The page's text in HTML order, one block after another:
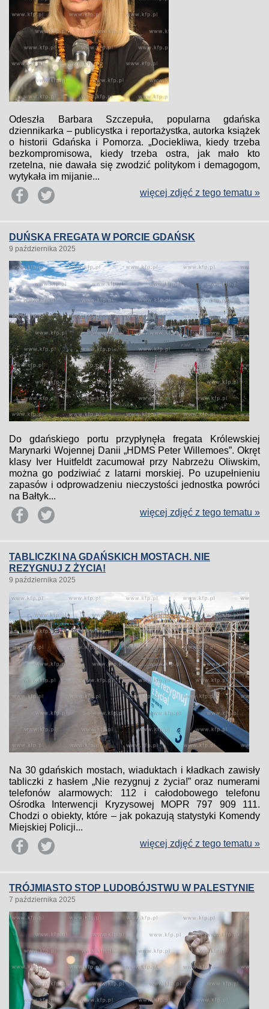
Odeszła Barbara Szczepuła, popularna gdańska
dziennikarka – publicystka i reportażystka, autorka książek
o historii Gdańska i Pomorza. „Dociekliwa, kiedy trzeba
bezkompromisowa, kiedy trzeba ostra, jak mało kto
rzetelna, nie dawała się zwodzić politykom i demagogom,
wytykała im mijanie...
więcej zdjęć z tego tematu »
DUŃSKA FREGATA W PORCIE GDAŃSK
9 października 2025
Do gdańskiego portu przypłynęła fregata Królewskiej
Marynarki Wojennej Danii „HDMS Peter Willemoes”. Okręt
klasy Iver Huitfeldt zacumował przy Nabrzeżu Oliwskim,
można go podziwiać z latarni morskiej. Po uzupełnieniu
zapasów i odprowadzeniu nieczystości jednostka powróci
na Bałtyk...
więcej zdjęć z tego tematu »
TABLICZKI NA GDAŃSKICH MOSTACH. NIE
REZYGNUJ Z ŻYCIA!
9 października 2025
Na 30 gdańskich mostach, wiaduktach i kładkach zawisły
tabliczki z hasłem „Nie rezygnuj z życia!” oraz numerami
telefonów alarmowych: 112 i całodobowego telefonu
Ośrodka Interwencji Kryzysowej MOPR 797 909 111.
Chodzi o obiekty, które – jak pokazują statystyki Komendy
Miejskiej Policji...
więcej zdjęć z tego tematu »
TRÓJMIASTO STOP LUDOBÓJSTWU W PALESTYNIE
7 października 2025